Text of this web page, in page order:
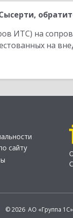
ИТС) на
на
сайту
© 2026 АО «Группа